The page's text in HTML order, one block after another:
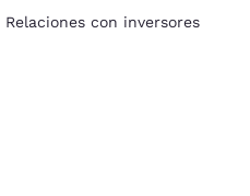
Relaciones con inversores